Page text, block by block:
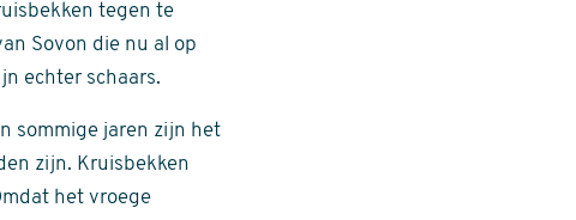
tegen te
Sovon die nu al op
echter schaars.
sommige jaren zijn het
zijn. Kruisbekken
het vroege